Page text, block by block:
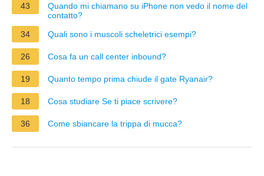
43
Quando mi chiamano su iPhone non vedo il nome del
contatto?
34
Quali sono i muscoli scheletrici esempi?
26 Cosa fa un call center inbound?
19 Quanto tempo prima chiude il gate Ryanair?
18 Cosa studiare Se ti piace scrivere?
36 Come sbiancare la trippa di mucca?